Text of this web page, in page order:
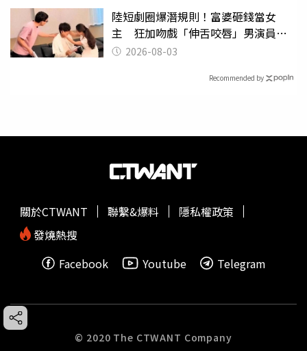
陸短劇圈爆潛規則！富婆砸錢當女
主 狂加吻戲「伸舌咬唇」男演員崩
潰 2026-08-03
Recommended by
關於CTWANT 聯繫&爆料
隱私權政策
發燒熱搜
Facebook
Youtube Telegram
© 2020 The CTWANT Company